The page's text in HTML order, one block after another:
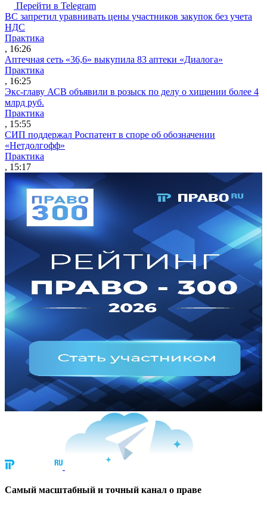
Перейти в Telegram
ВС запретил уравнивать цены участников закупок без учета
НДС
Практика
, 16:26
Аптечная сеть «36,6» выкупила 83 аптеки «Диалога»
Практика
, 16:25
Экс-главу АСВ объявили в розыск по делу о хищении более 4
млрд руб.
Практика
, 15:55
СИП поддержал Роспатент в споре об обозначении
«Нетдолгофф»
Практика
, 15:17
Cамый масштабный и точный канал о праве